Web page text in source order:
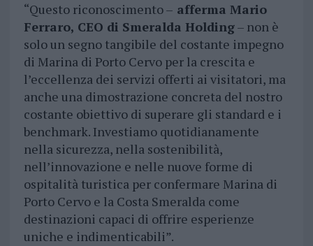
“Questo riconoscimento – afferma Mario
Ferraro, CEO di Smeralda Holding– non è
solo un segno tangibile del costante impegno
di Marina di Porto Cervo per la crescita e
l’eccellenza dei servizi offerti ai visitatori, ma
anche una dimostrazione concreta del nostro
costante obiettivo di superare gli standard e i
benchmark. Investiamo quotidianamente
nella sicurezza, nella sostenibilità,
nell’innovazione e nelle nuove forme di
ospitalità turistica per confermare Marina di
Porto Cervo e la Costa Smeralda come
destinazioni capaci di offrire esperienze
uniche e indimenticabili”.